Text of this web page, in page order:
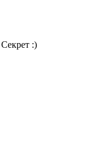
:)